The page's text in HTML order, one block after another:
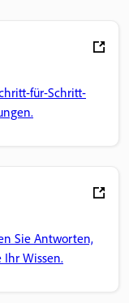
für-Schritt-
Sie Antworten,
Wissen.